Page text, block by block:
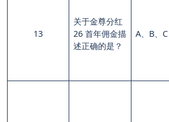
13
关于金尊分红
26 首年佣金描
述正确的是？
A、B、C